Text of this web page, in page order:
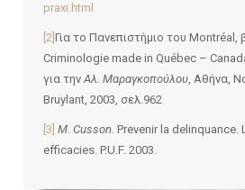
praxi.html
[2] Για το Πανεπιστήμιο του Μοntréal,
Criminologie made in Québec –
για τηνΑλ. Μαραγκοπούλου, Αθήνα,
Bruylant, 2003, σελ.962
[3] M. Cusson. Prevenir la delinquance.
efficacies. P.U.F. 2003.